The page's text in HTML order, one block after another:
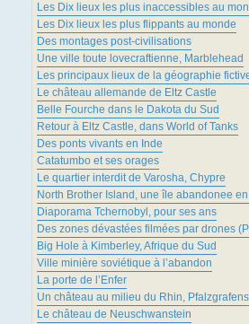
Les Dix lieux les plus inaccessibles au
Les Dix lieux les plus flippants au monde
Des montages post-civilisations
Une ville toute lovecraftienne, Marblehead
Les principaux lieux de la géographie
Le château allemande de Eltz Castle
Belle Fourche dans le Dakota du Sud
Retour à Eltz Castle, dans World of Tanks
Des ponts vivants en Inde
Catatumbo et ses orages
Le quartier interdit de Varosha, Chypre
North Brother Island, une île abandonee
Diaporama Tchernobyl, pour ses ans
Des zones dévastées filmées par drones
Big Hole à Kimberley, Afrique du Sud
Ville minière soviétique à l’abandon
La porte de l’Enfer
Un château au milieu du Rhin,
Le château de Neuschwanstein